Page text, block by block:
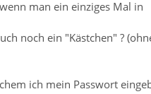
man ein einziges Mal in
noch ein "Kästchen" ?
ich mein Passwort